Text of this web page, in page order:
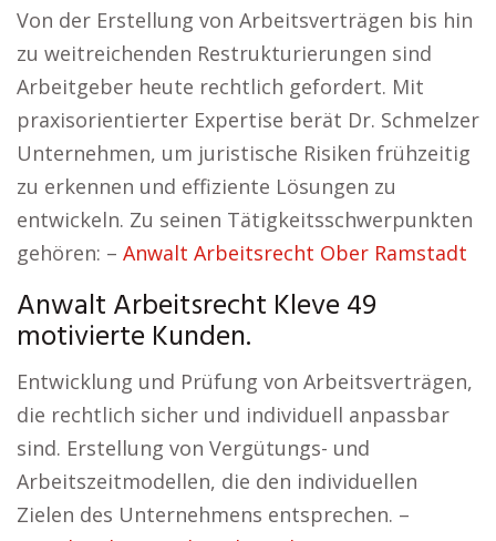
Von der Erstellung von Arbeitsverträgen bis hin
zu weitreichenden Restrukturierungen sind
Arbeitgeber heute rechtlich gefordert. Mit
praxisorientierter Expertise berät Dr. Schmelzer
Unternehmen, um juristische Risiken frühzeitig
zu erkennen und effiziente Lösungen zu
entwickeln. Zu seinen Tätigkeitsschwerpunkten
gehören: – Anwalt Arbeitsrecht Ober Ramstadt
Anwalt Arbeitsrecht Kleve 49
motivierte Kunden.
Entwicklung und Prüfung von Arbeitsverträgen,
die rechtlich sicher und individuell anpassbar
sind. Erstellung von Vergütungs- und
Arbeitszeitmodellen, die den individuellen
Zielen des Unternehmens entsprechen. –